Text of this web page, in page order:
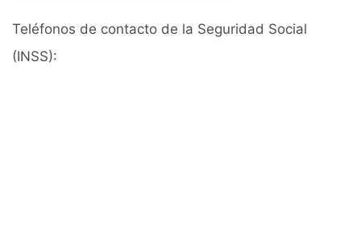
Teléfonos de contacto de la Seguridad Social
(INSS):